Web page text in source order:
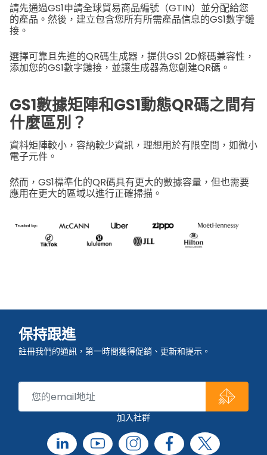
請先通過GS1申請全球貿易商品編號（GTIN）並分配給您
的產品。然後，建立包含您所有所需產品信息的GS1數字鏈
接。
選擇可靠且先進的QR碼生成器，提供GS1 2D條碼兼容性，
添加您的GS1數字鏈接，並讓生成器為您創建QR碼。
GS1數據矩陣和GS1動態QR碼之間有
什麼區別？
資料矩陣較小，容納較少資訊，理想用於有限空間，如微小
電子元件。
然而，GS1標準化的QR碼具有更大的數據容量，但也需要
應用在更大的區域以進行正確掃描。
保持跟進
註冊我們的通訊，第一時間獲得促銷、更新和提示。
加入社群